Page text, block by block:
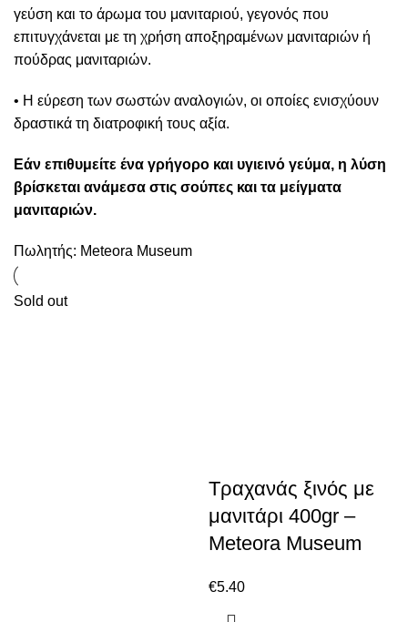
γεύση και το άρωμα του μανιταριού, γεγονός που
επιτυγχάνεται με τη χρήση αποξηραμένων μανιταριών ή
πούδρας μανιταριών.
• Η εύρεση των σωστών αναλογιών, οι οποίες ενισχύουν
δραστικά τη διατροφική τους αξία.
Εάν επιθυμείτε ένα γρήγορο και υγιεινό γεύμα, η λύση
βρίσκεται ανάμεσα στις σούπες και τα μείγματα
μανιταριών.
Πωλητής: Meteora Museum
Sold out
Τραχανάς ξινός με
μανιτάρι 400gr –
Meteora Museum
€5.40